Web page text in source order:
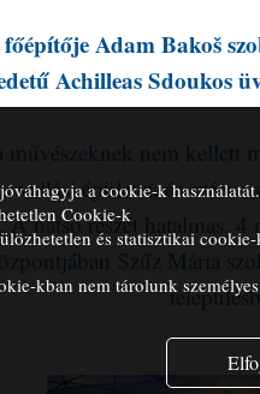
Adam Bakoš
Achilleas Sdoukos
művészeknek nem kellett
vallási épületei, és ezért
A hátsó részét hatalmas,
Szűz Mária
a cookie-k használatát.
Cookie-k
és statisztikai
kban nem tárolunk